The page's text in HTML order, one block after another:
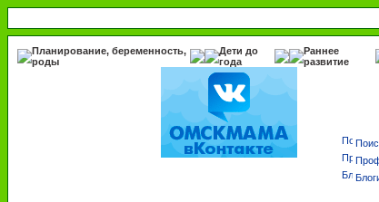
Планирование, беременность,
роды
Дети до
года
Раннее
развитие